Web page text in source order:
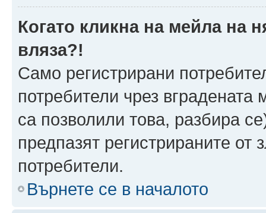
Когато кликна на мейла на
вляза?!
Само регистрирани
потребители чрез
са позволили това, разбира
предпазят регистрираните от
потребители.
Върнете се в началото